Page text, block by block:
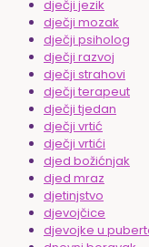
dječji jezik
dječji mozak
dječji psiholog
dječji razvoj
dječji strahovi
dječji terapeut
dječji tjedan
dječji vrtić
dječji vrtići
djed božićnjak
djed mraz
djetinjstvo
djevojčice
djevojke u